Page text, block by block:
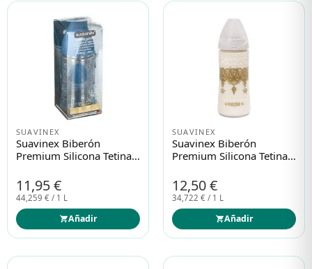
SUAVINEX
Suavinex Biberón
Premium Silicona Tetina
11,95 €
44,259 € / 1 L
Añadir
SUAVINEX
Suavinex Biberón
Premium Silicona Tetina3
12,50 €
34,722 € / 1 L
Añadir